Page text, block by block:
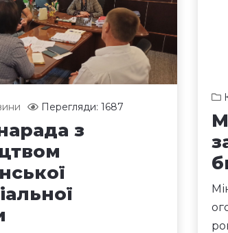
Перегляди: 1687
з